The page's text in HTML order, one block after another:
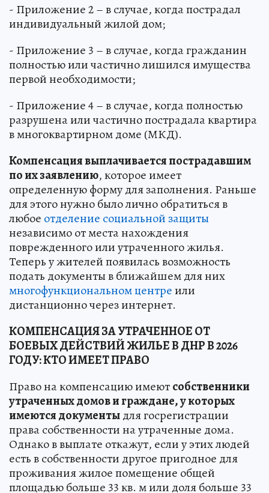
- Приложение 2 – в случае, когда пострадал
индивидуальный жилой дом;
- Приложение 3 – в случае, когда гражданин
полностью или частично лишился имущества
первой необходимости;
- Приложение 4 – в случае, когда полностью
разрушена или частично пострадала квартира
в многоквартирном доме (МКД).
Компенсация выплачивается пострадавшим
по их заявлению, которое имеет
определенную форму для заполнения. Раньше
для этого нужно было лично обратиться в
любое отделение социальной защиты
независимо от места нахождения
поврежденного или утраченного жилья.
Теперь у жителей появилась возможность
подать документы в ближайшем для них
многофункциональном центреили
дистанционно через интернет.
КОМПЕНСАЦИЯ ЗА УТРАЧЕННОЕ ОТ
БОЕВЫХ ДЕЙСТВИЙ ЖИЛЬЕ В ДНР В 2026
ГОДУ: КТО ИМЕЕТ ПРАВО
Право на компенсацию имеютсобственники
утраченных домов и граждане, у которых
имеются документыдля госрегистрации
права собственности на утраченные дома.
Однако в выплате откажут, если у этих людей
есть в собственности другое пригодное для
проживания жилое помещение общей
площадью больше 33 кв. м или доля больше 33